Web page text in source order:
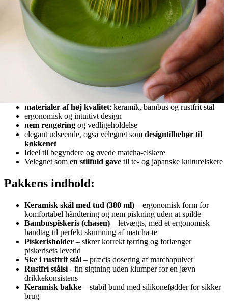
materialer af høj kvalitet: keramik, bambus og rustfrit stål
ergonomisk og intuitivt design
nem rengøring og vedligeholdelse
elegant udseende, også velegnet som designtilbehør til
køkkenet
Ideel til begyndere og øvede matcha-elskere
Velegnet som en stilfuld gave til te- og japanske kulturelskere
Pakkens indhold:
Keramisk skål med tud (380 ml) – ergonomisk form for
komfortabel håndtering og nem piskning uden at spilde
Bambuspiskeris (chasen) – letvægts, med et ergonomisk
håndtag til perfekt skumning af matcha-te
Piskerisholder – sikrer korrekt tørring og forlænger
piskerisets levetid
Ske i rustfrit stål – præcis dosering af matchapulver
Rustfri stålsi - fin sigtning uden klumper for en jævn
drikkekonsistens
Keramisk bakke – stabil bund med silikonefødder for sikker
brug